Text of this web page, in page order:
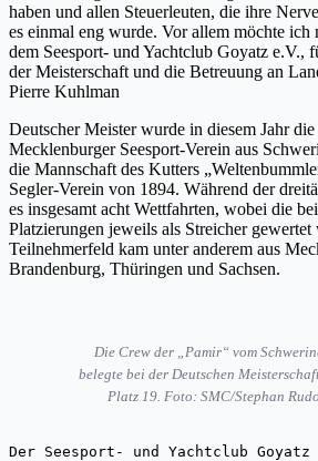
haben und allen Steuerleuten, die ihre
es einmal eng wurde. Vor allem möchte ich
dem Seesport- und Yachtclub Goyatz e.V.,
der Meisterschaft und die Betreuung an
Pierre Kuhlman
Deutscher Meister wurde in diesem Jahr
Mecklenburger Seesport-Verein aus
die Mannschaft des Kutters
Segler-Verein von 1894. Während der
es insgesamt acht Wettfahrten, wobei die
Platzierungen jeweils als Streicher gewertet
Teilnehmerfeld kam unter anderem aus
Brandenburg, Thüringen und Sachsen.
Die Crew der „Pamir“ vom
belegte bei der Deutschen
Platz 19. Foto: SMC/Stephan
Der Seesport- und Yachtclub